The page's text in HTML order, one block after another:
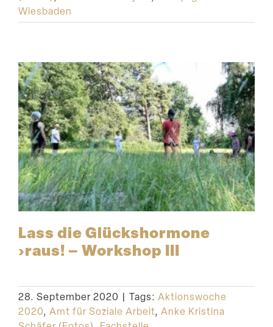
Wiesbaden
Lass die Glücks­hormone
›raus! – Workshop III
28. September 2020 | Tags: Aktionswoche
2020, Amt für Soziale Arbeit, Anke Kristina